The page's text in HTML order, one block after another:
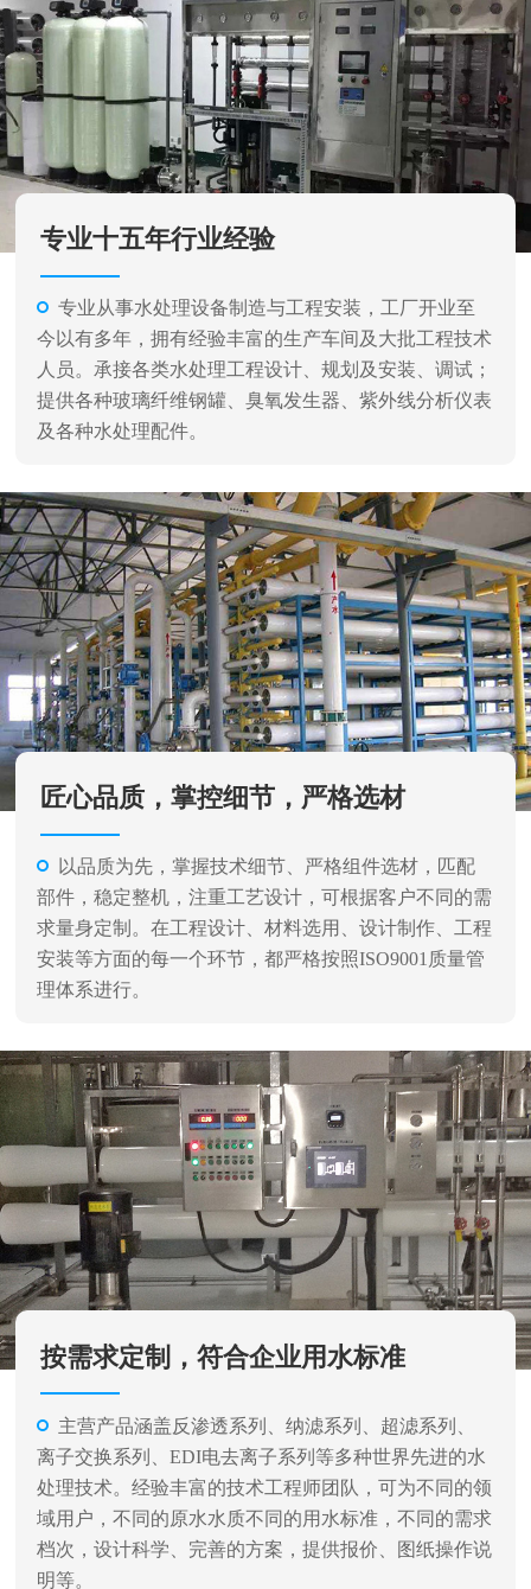
专业从事水处理设备制造与工程安装，工厂开业至
今以有多年，拥有经验丰富的生产车间及大批工程技术
人员。承接各类水处理工程设计、规划及安装、调试；
提供各种玻璃纤维钢罐、臭氧发生器、紫外线分析仪表
及各种水处理配件。
匠心品质，掌控细节，严格选材
以品质为先，掌握技术细节、严格组件选材，匹配
部件，稳定整机，注重工艺设计，可根据客户不同的需
求量身定制。在工程设计、材料选用、设计制作、工程
安装等方面的每一个环节，都严格按照ISO9001质量管
理体系进行。
按需求定制，符合企业用水标准
主营产品涵盖反渗透系列、纳滤系列、超滤系列、
离子交换系列、EDI电去离子系列等多种世界先进的水
处理技术。经验丰富的技术工程师团队，可为不同的领
域用户，不同的原水水质不同的用水标准，不同的需求
档次，设计科学、完善的方案，提供报价、图纸操作说